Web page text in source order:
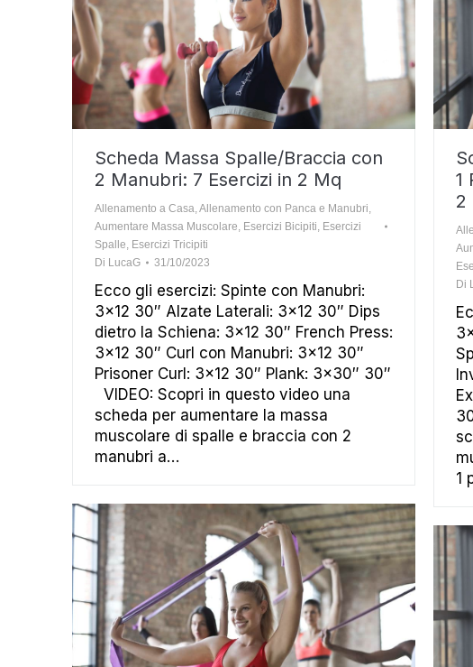
Scheda Massa Spalle/Braccia con
2 Manubri: 7 Esercizi in 2 Mq
Allenamento a Casa,Allenamento con Panca e Manubri,
Aumentare Massa Muscolare, Esercizi Bicipiti, Esercizi
Spalle, Esercizi Tricipiti
Di LucaG 31/10/2023
Ecco gli esercizi: Spinte con Manubri:
3×12 30″ Alzate Laterali: 3×12 30″ Dips
dietro la Schiena: 3×12 30″ French Press:
3×12 30″ Curl con Manubri: 3×12 30″
Prisoner Curl: 3×12 30″ Plank: 3×30″ 30″
VIDEO: Scopri in questo video una
scheda per aumentare la massa
muscolare di spalle e braccia con 2
manubri a…
1
2
Di
1